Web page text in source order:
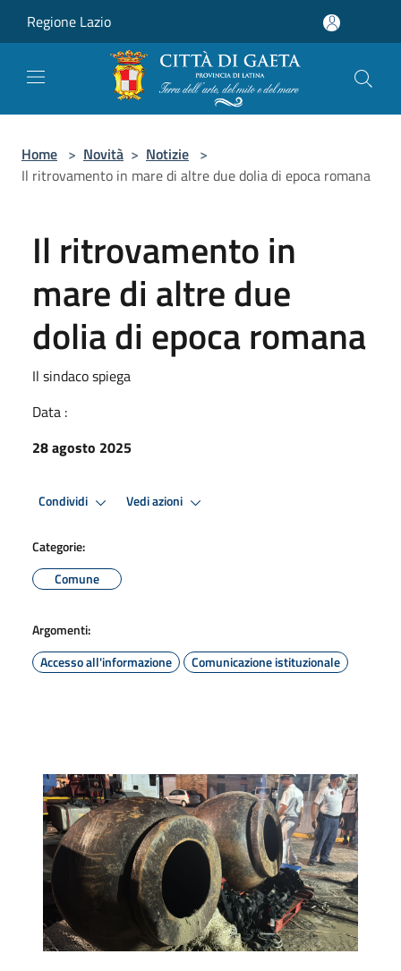
Regione Lazio
Home > Novità > Notizie >
Il ritrovamento in mare di altre due dolia di epoca romana
Il ritrovamento in
mare di altre due
dolia di epoca romana
Il sindaco spiega
Data :
28 agosto 2025
Condividi Vedi azioni
Categorie:
Comune
Argomenti:
Accesso all'informazione
Comunicazione istituzionale